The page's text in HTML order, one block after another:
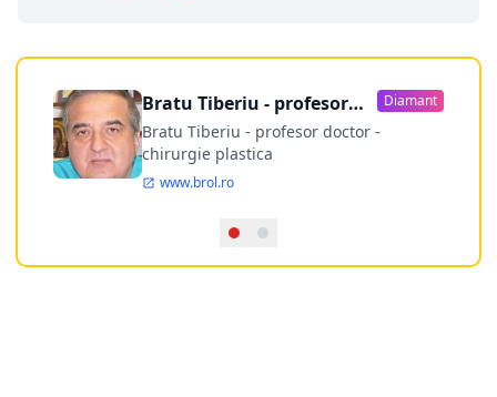
Bratu Tiberiu - profesor
doctor
Diamant
Bratu Tiberiu - profesor doctor -
chirurgie plastica
www.brol.ro